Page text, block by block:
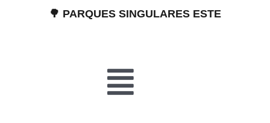
🌳 PARQUES SINGULARES ESTE
Toggle